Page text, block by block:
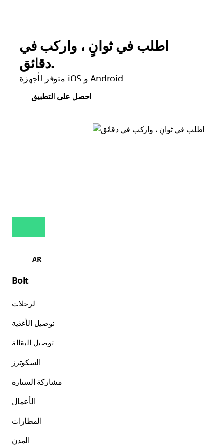
اطلب في ثوانٍ ، واركب في
دقائق.
متوفر لأجهزة iOS و Android.
احصل على التطبيق
AR
Bolt
الرحلات
توصيل الأغذية
توصيل البقالة
السكوترز
مشاركة السيارة
الأعمال
المطارات
المدن